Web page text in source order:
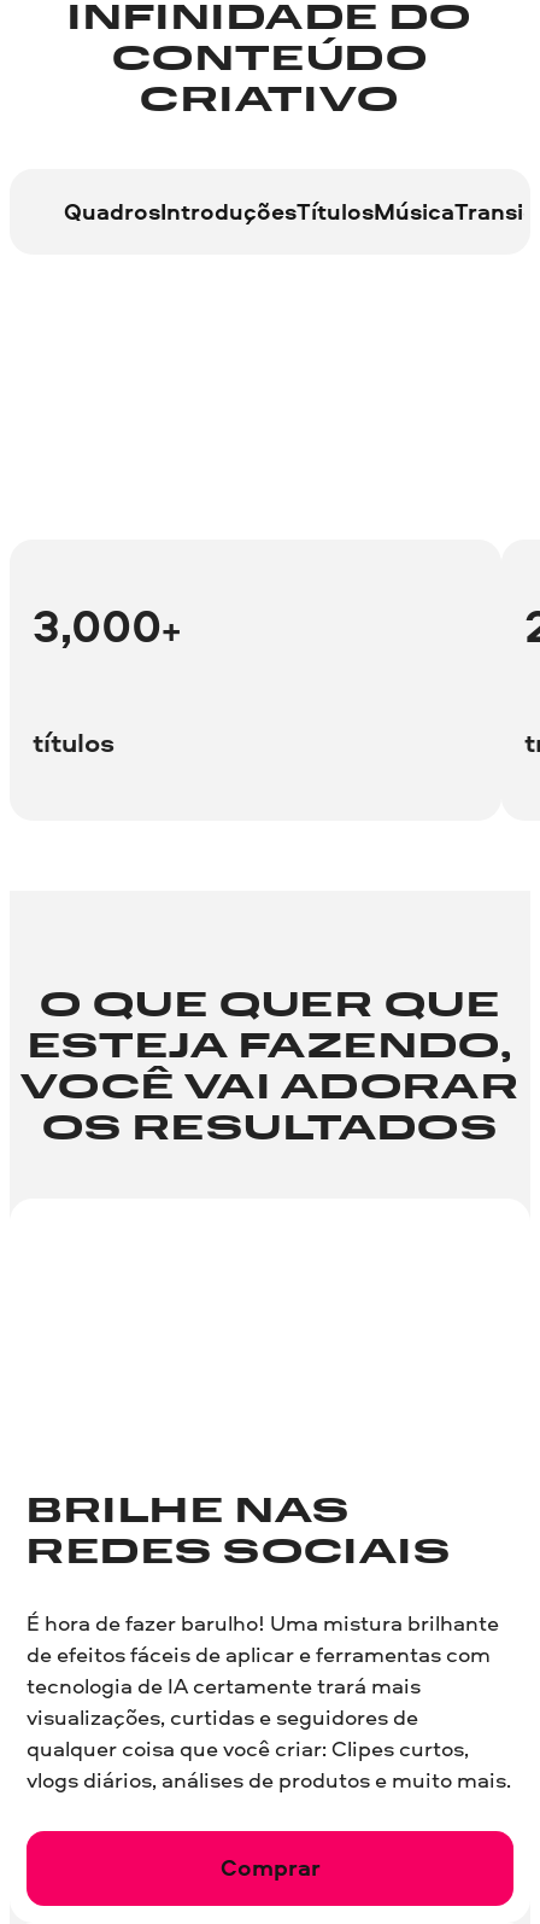
INFINIDADE DO
CONTEÚDO
CRIATIVO
QuadrosIntroduçõesTítulosMúsica
3,000+
títulos
O QUE QUER QUE
ESTEJA FAZENDO,
VOCÊ VAI ADORAR
OS RESULTADOS
BRILHE NAS
REDES SOCIAIS
É hora de fazer barulho! Uma mistura brilhante
de efeitos fáceis de aplicar e ferramentas com
tecnologia de IA certamente trará mais
visualizações, curtidas e seguidores de
qualquer coisa que você criar: Clipes curtos,
vlogs diários, análises de produtos e muito mais.
Comprar